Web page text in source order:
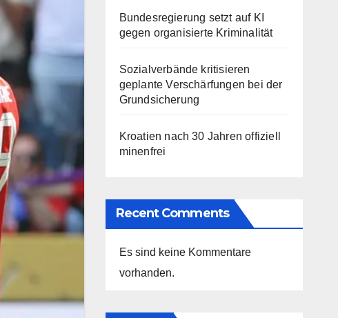
Bundesregierung setzt auf KI
gegen organisierte Kriminalität
Sozialverbände kritisieren
geplante Verschärfungen bei der
Grundsicherung
Kroatien nach 30 Jahren offiziell
minenfrei
Recent Comments
Es sind keine Kommentare
vorhanden.